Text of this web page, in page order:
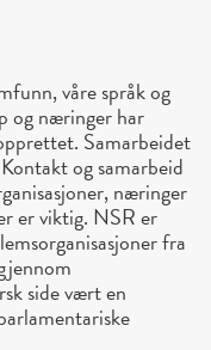
våre språk og
og næringer har
Samarbeidet
og samarbeid
næringer
er viktig. NSR er
fra
side vært en